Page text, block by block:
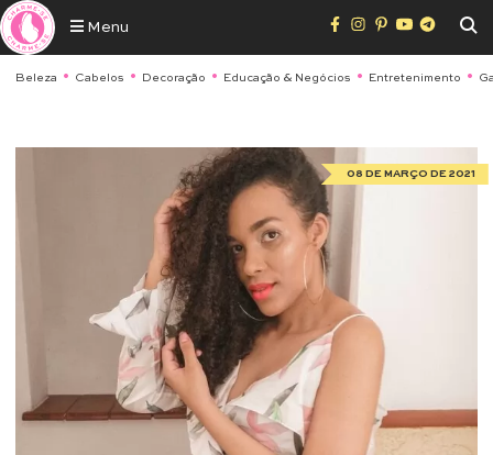
Menu
Beleza Cabelos Decoração Educação & Negócios Entretenimento
08 DE MARÇO DE 2021